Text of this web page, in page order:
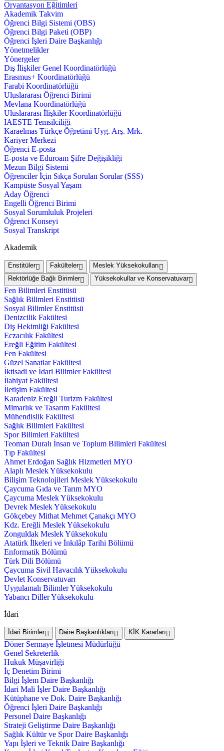
Oryantasyon Eğitimleri
Akademik Takvim
Öğrenci Bilgi Sistemi (OBS)
Öğrenci Bilgi Paketi (OBP)
Öğrenci İşleri Daire Başkanlığı
Yönetmelikler
Yönergeler
Dış İlişkiler Genel Koordinatörlüğü
Erasmus+ Koordinatörlüğü
Farabi Koordinatörlüğü
Uluslararası Öğrenci Birimi
Mevlana Koordinatörlüğü
Uluslararası İlişkiler Koordinatörlüğü
IAESTE Temsilciliği
Karaelmas Türkçe Öğretimi Uyg. Arş. Mrk.
Kariyer Merkezi
Öğrenci E-posta
E-posta ve Eduroam Şifre Değişikliği
Mezun Bilgi Sistemi
Öğrenciler İçin Sıkça Sorulan Sorular (SSS)
Kampüste Sosyal Yaşam
Aday Öğrenci
Engelli Öğrenci Birimi
Sosyal Sorumluluk Projeleri
Öğrenci Konseyi
Sosyal Transkript
Akademik
Enstitüler Fakülteler
Meslek Yüksekokulları
Rektörlüğe Bağlı Birimler
Yüksekokullar ve Konservatuvar
Fen Bilimleri Enstitüsü
Sağlık Bilimleri Enstitüsü
Sosyal Bilimler Enstitüsü
Denizcilik Fakültesi
Diş Hekimliği Fakültesi
Eczacılık Fakültesi
Ereğli Eğitim Fakültesi
Fen Fakültesi
Güzel Sanatlar Fakültesi
İktisadi ve İdari Bilimler Fakültesi
İlahiyat Fakültesi
İletişim Fakültesi
Karadeniz Ereğli Turizm Fakültesi
Mimarlık ve Tasarım Fakültesi
Mühendislik Fakültesi
Sağlık Bilimleri Fakültesi
Spor Bilimleri Fakültesi
Teoman Duralı İnsan ve Toplum Bilimleri Fakültesi
Tıp Fakültesi
Ahmet Erdoğan Sağlık Hizmetleri MYO
Alaplı Meslek Yüksekokulu
Bilişim Teknolojileri Meslek Yüksekokulu
Çaycuma Gıda ve Tarım MYO
Çaycuma Meslek Yüksekokulu
Devrek Meslek Yüksekokulu
Gökçebey Mithat Mehmet Çanakçı MYO
Kdz. Ereğli Meslek Yüksekokulu
Zonguldak Meslek Yüksekokulu
Atatürk İlkeleri ve İnkılâp Tarihi Bölümü
Enformatik Bölümü
Türk Dili Bölümü
Çaycuma Sivil Havacılık Yüksekokulu
Devlet Konservatuvarı
Uygulamalı Bilimler Yüksekokulu
Yabancı Diller Yüksekokulu
İdari
İdari Birimler Daire Başkanlıkları KİK Kararları
Döner Sermaye İşletmesi Müdürlüğü
Genel Sekreterlik
Hukuk Müşavirliği
İç Denetim Birimi
Bilgi İşlem Daire Başkanlığı
İdari Mali İşler Daire Başkanlığı
Kütüphane ve Dok. Daire Başkanlığı
Öğrenci İşleri Daire Başkanlığı
Personel Daire Başkanlığı
Strateji Geliştirme Daire Başkanlığı
Sağlık Kültür ve Spor Daire Başkanlığı
Yapı İşleri ve Teknik Daire Başkanlığı